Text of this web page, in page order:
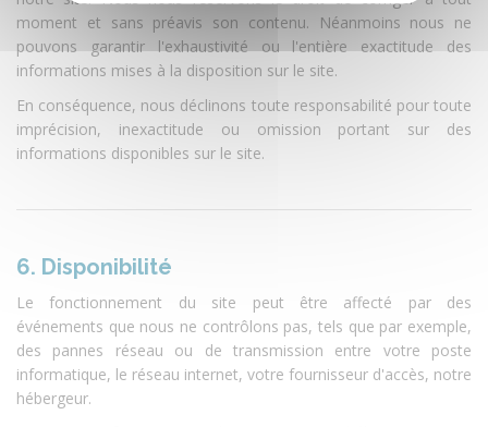
moment et sans préavis son contenu. Néanmoins nous ne
pouvons garantir l'exhaustivité ou l'entière exactitude des
informations mises à la disposition sur le site.
En conséquence, nous déclinons toute responsabilité pour toute
imprécision, inexactitude ou omission portant sur des
informations disponibles sur le site.
6. Disponibilité
Le fonctionnement du site peut être affecté par des
événements que nous ne contrôlons pas, tels que par exemple,
des pannes réseau ou de transmission entre votre poste
informatique, le réseau internet, votre fournisseur d'accès, notre
hébergeur.